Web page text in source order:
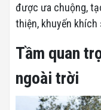
được ưa chuộng,
thiện, khuyến
Tầm quan
ngoài trời